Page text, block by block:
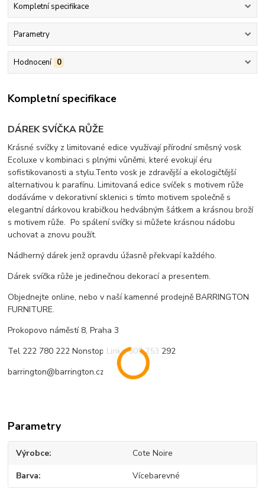
Kompletní specifikace
Parametry
Hodnocení 0
Kompletní specifikace
DÁREK SVÍČKA RŮŽE
Krásné svíčky z limitované edice využívají přírodní směsný vosk
Ecoluxe v kombinaci s plnými vůněmi, které evokují éru
sofistikovanosti a stylu.Tento vosk je zdravější a ekologičtější
alternativou k parafínu. Limitovaná edice svíček s motivem růže
dodáváme v dekorativní sklenici s tímto motivem společně s
elegantní dárkovou krabičkou hedvábným šátkem a krásnou broží
s motivem růže. Po spálení svíčky si můžete krásnou nádobu
uchovat a znovu použít.
Nádherný dárek jenž opravdu úžasně překvapí každého.
Dárek svíčka růže je jedinečnou dekorací a presentem.
Objednejte online, nebo v naší kamenné prodejně BARRINGTON
FURNITURE.
Prokopovo náměstí 8, Praha 3
Tel 222 780 222 Nonstop Linka 605 253 292
barrington@barrington.cz
Parametry
Výrobce Cote Noire
Barva Vícebarevné